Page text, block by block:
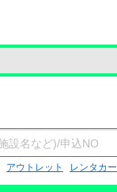
アウトレット レンタカー